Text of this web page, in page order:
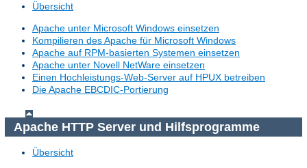
Übersicht
Apache unter Microsoft Windows einsetzen
Kompilieren des Apache für Microsoft Windows
Apache auf RPM-basierten Systemen einsetzen
Apache unter Novell NetWare einsetzen
Einen Hochleistungs-Web-Server auf HPUX betreiben
Die Apache EBCDIC-Portierung
Apache HTTP Server und Hilfsprogramme
Übersicht